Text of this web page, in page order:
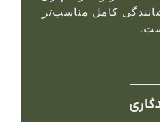
کامل مناسب‌تر